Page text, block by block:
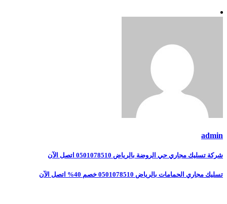
admin
تصفّح
المقالات
شركة تسليك مجاري حي الروضة بالرياض 0501078510 اتصل الآن
تسليك مجاري الحمامات بالرياض 0501078510 خصم 40% اتصل الآن